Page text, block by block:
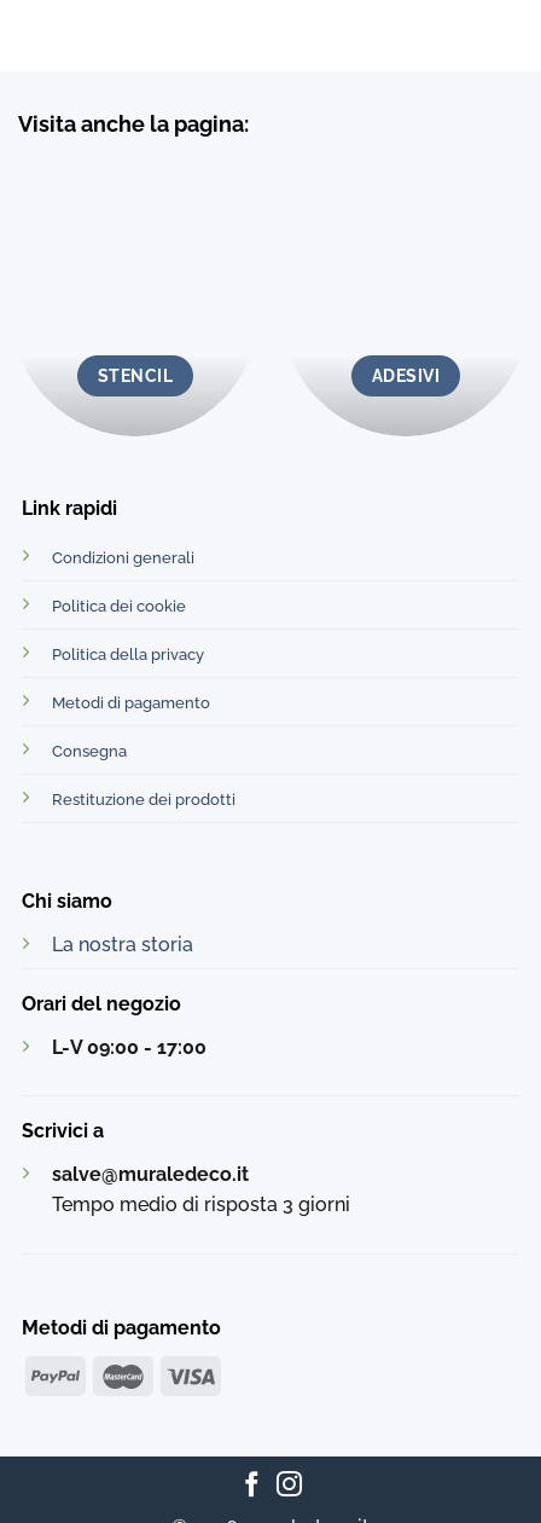
Visita anche la pagina:
STENCIL ADESIVI
Link rapidi
Condizioni generali
Politica dei cookie
Politica della privacy
Metodi di pagamento
Consegna
Restituzione dei prodotti
Chi siamo
La nostra storia
Orari del negozio
L-V 09:00 - 17:00
Scrivici a
salve@muraledeco.it
Tempo medio di risposta 3 giorni
Metodi di pagamento